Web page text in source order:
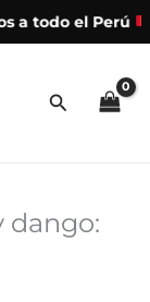
a todo el Perú
dango: